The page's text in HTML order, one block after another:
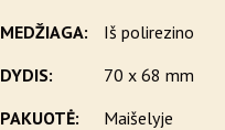
MEDŽIAGA:
Iš polirezino
DYDIS:
70 x 68 mm
PAKUOTĖ:
Maišelyje